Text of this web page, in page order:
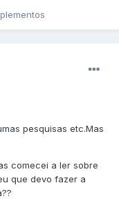
pesquisas etc.Mas
comecei a ler sobre
que devo fazer a